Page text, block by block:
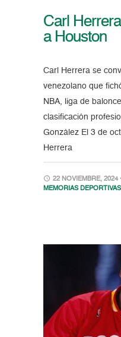
Carl
a Houston
Carl Herrera se
venezolano que
NBA, liga de
clasificación
González El 3 de
Herrera
22 NOVIEMBRE, 2024
MEMORIAS DEPORTIVAS